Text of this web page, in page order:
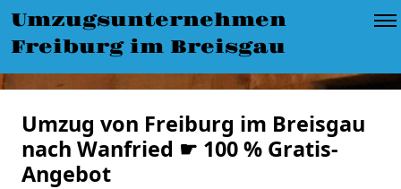
Umzugsunternehmen
Freiburg im Breisgau
Umzug von Freiburg im Breisgau
nach Wanfried ☛ 100 % Gratis-
Angebot